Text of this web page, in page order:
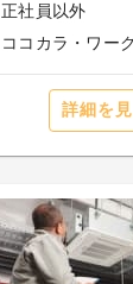
正社員以外
ココカラ・ワー
詳細を